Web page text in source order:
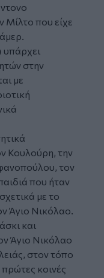
Μίλτο που είχε
υπάρχει
στην
με
Κουλούρη, την
τον
που ήταν
με το
Άγιο Νικόλαο.
και
Άγιο Νικόλαο
στον τόπο
κοινές